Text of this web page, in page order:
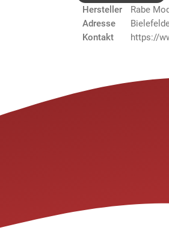
Hersteller
Rabe
Adresse
Kontakt
https://